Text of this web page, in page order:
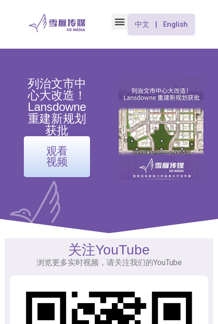
中文 | English
列治文市中
心大改造！
Lansdowne
重建新规划
获批
观看
视频
关注YouTube
浏览更多实时视频，请关注我们的YouTube